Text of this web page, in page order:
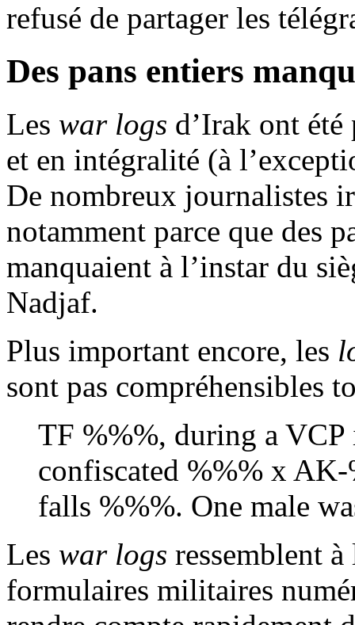
refusé de partager les
Des pans entiers
Les war logs d’Irak ont
et en intégralité (à
De nombreux journalistes
notamment parce que des
manquaient à l’instar du
Nadjaf.
Plus important encore, les
sont pas compréhensibles
TF %%%, during a VCP
confiscated %%% x
falls %%%. One male
Les war logs ressemblent à
formulaires militaires